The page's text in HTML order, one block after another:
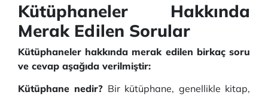
Kütüphaneler Hakkında
Merak Edilen Sorular
Kütüphaneler hakkında merak edilen birkaç soru
ve cevap aşağıda verilmiştir:
Kütüphane nedir? Bir kütüphane, genellikle kitap,